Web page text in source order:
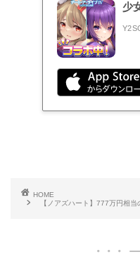
少
HOME
【ノアズハート】777万円相